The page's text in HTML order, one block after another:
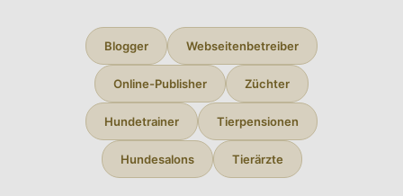
Blogger Webseitenbetreiber
Online-Publisher Züchter
Hundetrainer Tierpensionen
Hundesalons Tierärzte